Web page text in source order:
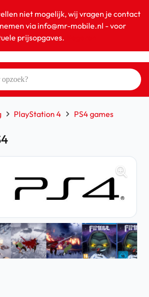
niet mogelijk, wij vragen je contact
via info@mr-mobile.nl - voor
prijsopgaves.
PlayStation 4 PS4 games